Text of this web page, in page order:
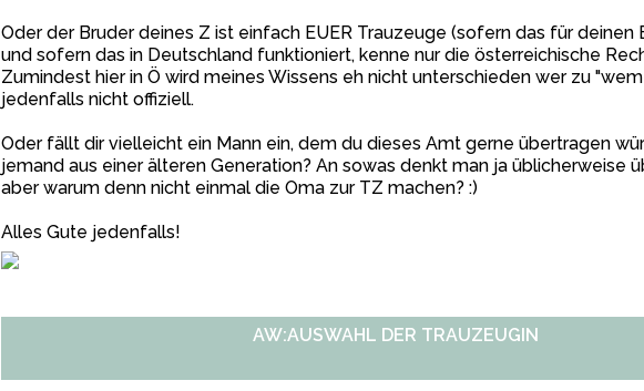
Oder der Bruder deines Z ist einfach EUER Trauzeuge (sofern das für deinen
und sofern das in Deutschland funktioniert, kenne nur die österreichische
Zumindest hier in Ö wird meines Wissens eh nicht unterschieden wer zu
jedenfalls nicht offiziell.
Oder fällt dir vielleicht ein Mann ein, dem du dieses Amt gerne übertragen
jemand aus einer älteren Generation? An sowas denkt man ja üblicherweise
aber warum denn nicht einmal die Oma zur TZ machen? :)
Alles Gute jedenfalls!
AW:AUSWAHL DER TRAUZEUGIN